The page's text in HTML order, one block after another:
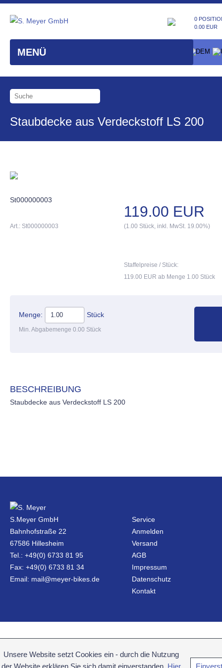
MENÜ
0
0.00 EUR
Staubdecke aus Verdeckstoff LS 200
St000000003
119.00 EUR
Art.: St000000003 (1.00 Stück, inkl. MwSt. 19.00%)
Staffelpreise / Stück:
119.00 EUR ab Menge 1.00 Stück
Menge: Stück
Min. Abgabemenge 0.00 Stück
BESCHREIBUNG
Staubdecke aus Verdeckstoff LS 200
S.Meyer GmbH
Bahnhofstraße 22
67586 Hillesheim
Tel.: +49(0) 6733 81 95
Fax: +49(0) 6733 81 34
Email: mail@meyer-bikes.de
Service
Anmelden
Versand
AGB
Impressum
Datenschutz
Kontakt
Unsere Website setzt Cookies ein - durch die Nutzung
der Website erklären Sie sich damit einverstanden. Hier